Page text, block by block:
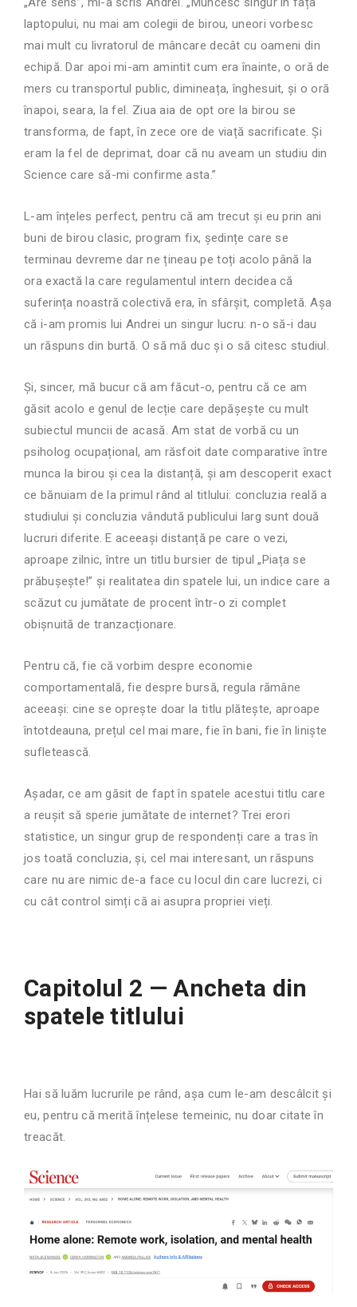
laptopului, nu mai am colegii de birou, uneori vorbesc
mai mult cu livratorul de mâncare decât cu oameni din
echipă. Dar apoi mi-am amintit cum era înainte, o oră de
mers cu transportul public, dimineața, înghesuit, și o oră
înapoi, seara, la fel. Ziua aia de opt ore la birou se
transforma, de fapt, în zece ore de viață sacrificate. Și
eram la fel de deprimat, doar că nu aveam un studiu din
Science care să-mi confirme asta.”
L-am înțeles perfect, pentru că am trecut și eu prin ani
buni de birou clasic, program fix, ședințe care se
terminau devreme dar ne țineau pe toți acolo până la
ora exactă la care regulamentul intern decidea că
suferința noastră colectivă era, în sfârșit, completă. Așa
că i-am promis lui Andrei un singur lucru: n-o să-i dau
un răspuns din burtă. O să mă duc și o să citesc studiul.
Și, sincer, mă bucur că am făcut-o, pentru că ce am
găsit acolo e genul de lecție care depășește cu mult
subiectul muncii de acasă. Am stat de vorbă cu un
psiholog ocupațional, am răsfoit date comparative între
munca la birou și cea la distanță, și am descoperit exact
ce bănuiam de la primul rând al titlului: concluzia reală a
studiului și concluzia vândută publicului larg sunt două
lucruri diferite. E aceeași distanță pe care o vezi,
aproape zilnic, între un titlu bursier de tipul „Piața se
prăbușește!” și realitatea din spatele lui, un indice care a
scăzut cu jumătate de procent într-o zi complet
obișnuită de tranzacționare.
Pentru că, fie că vorbim despre economie
comportamentală, fie despre bursă, regula rămâne
aceeași: cine se oprește doar la titlu plătește, aproape
întotdeauna, prețul cel mai mare, fie în bani, fie în liniște
sufletească.
Așadar, ce am găsit de fapt în spatele acestui titlu care
a reușit să sperie jumătate de internet? Trei erori
statistice, un singur grup de respondenți care a tras în
jos toată concluzia, și, cel mai interesant, un răspuns
care nu are nimic de-a face cu locul din care lucrezi, ci
cu cât control simți că ai asupra propriei vieți.
Capitolul 2 — Ancheta din
spatele titlului
Hai să luăm lucrurile pe rând, așa cum le-am descâlcit și
eu, pentru că merită înțelese temeinic, nu doar citate în
treacăt.